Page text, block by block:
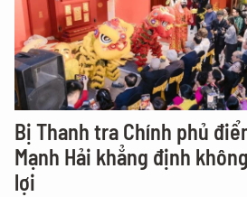
Bị Thanh tra Chính phủ
Mạnh Hải khẳng định
lợi